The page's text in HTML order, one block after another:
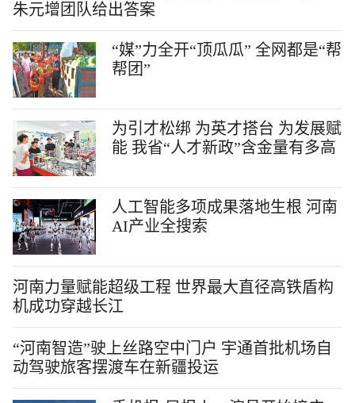
朱元增团队给出答案
“媒”力全开“顶瓜瓜” 全网都是“帮
帮团”
为引才松绑 为英才搭台 为发展赋
能 我省“人才新政”含金量有多高
人工智能多项成果落地生根 河南
AI产业全搜索
河南力量赋能超级工程 世界最大直径高铁盾构
机成功穿越长江
“河南智造”驶上丝路空中门户 宇通首批机场自
动驾驶旅客摆渡车在新疆投运